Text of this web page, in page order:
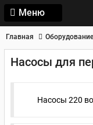
Меню
Главная
Насосы для
Насосы 220